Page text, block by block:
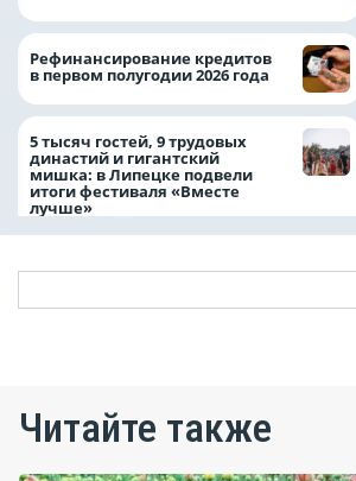
Рефинансирование кредитов
в первом полугодии 2026 года
5 тысяч гостей, 9 трудовых
династий и гигантский
мишка: в Липецке подвели
итоги фестиваля «Вместе
лучше»
Читайте также